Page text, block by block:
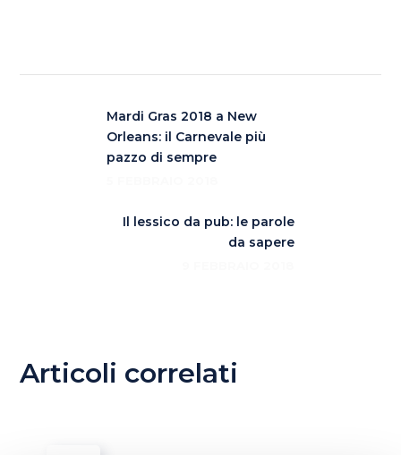
Mardi Gras 2018 a New
Orleans: il Carnevale più
pazzo di sempre
Il lessico da pub: le parole
da sapere
Articoli correlati